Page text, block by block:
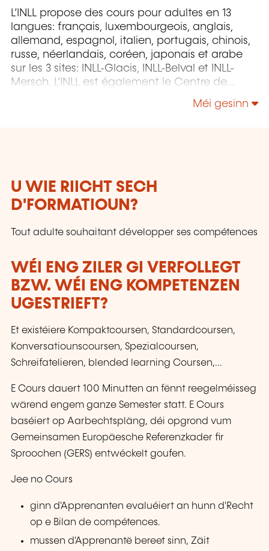
L’INLL propose des cours pour adultes en 13
langues: français, luxembourgeois, anglais,
allemand, espagnol, italien, portugais, chinois,
russe, néerlandais, coréen, japonais et arabe
sur les 3 sites: INLL-Glacis, INLL-Belval et INLL-
Mersch. L’INLL est également le Centre de
certification officiel des tests et examens
Méi gesinn
U WIE RIICHT SECH
D'FORMATIOUN?
Tout adulte souhaitant développer ses compétences
WÉI ENG ZILER GI VERFOLLEGT
BZW. WÉI ENG KOMPETENZEN
UGESTRIEFT?
Et existéiere Kompaktcoursen, Standardcoursen,
Konversatiounscoursen, Spezialcoursen,
Schreifatelieren, blended learning Coursen,...
E Cours dauert 100 Minutten an fënnt reegelméisseg
wärend engem ganze Semester statt. E Cours
baséiert op Aarbechtspläng, déi opgrond vum
Gemeinsamen Europäesche Referenzkader fir
Sproochen (GERS) entwéckelt goufen.
Jee no Cours
ginn d'Apprenanten evaluéiert an hunn d'Recht
op e Bilan de compétences.
mussen d'Apprenantë bereet sinn, Zäit